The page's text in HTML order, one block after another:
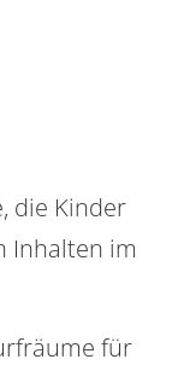
die Kinder
Inhalten im
für